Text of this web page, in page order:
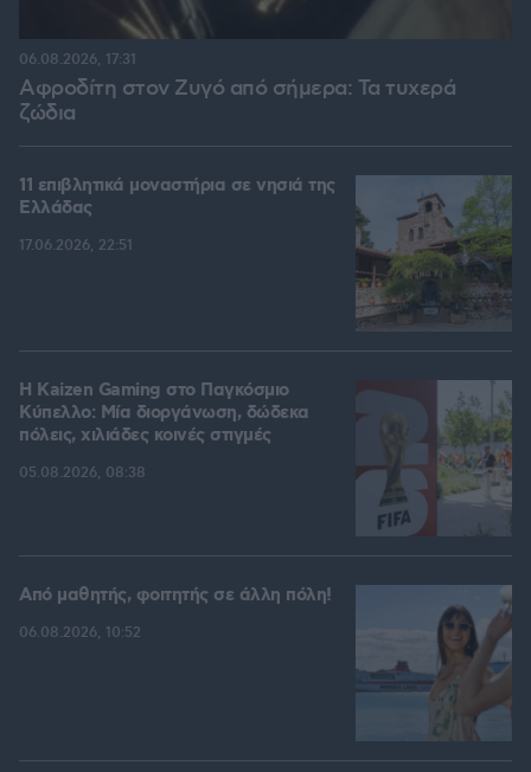
Αφροδίτη στον Ζυγό από σήμερα: Τα τυχερά
ζώδια
06.08.2026, 17:31
11 επιβλητικά μοναστήρια σε νησιά της
Ελλάδας
17.06.2026, 22:51
H Kaizen Gaming στο Παγκόσμιο
Kύπελλο: Μία διοργάνωση, δώδεκα
πόλεις, χιλιάδες κοινές στιγμές
05.08.2026, 08:38
Από μαθητής, φοιτητής σε άλλη πόλη!
06.08.2026, 10:52